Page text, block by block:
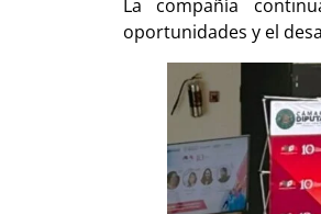
La compañía
oportunidades y el